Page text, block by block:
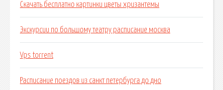
Скачать бесплатно картинки цветы хризантемы
Экскурсии по большому театру расписание москва
Vps torrent
Расписание поездов из санкт петербурга до дно